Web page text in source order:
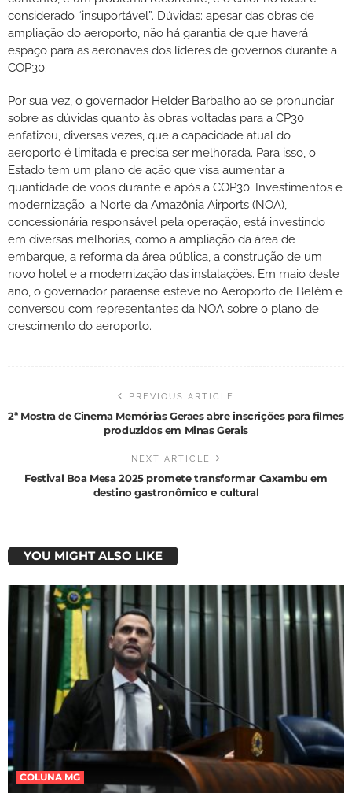
considerado “insuportável”. Dúvidas: apesar das obras de
ampliação do aeroporto, não há garantia de que haverá
espaço para as aeronaves dos líderes de governos durante a
COP30.
Por sua vez, o governador Helder Barbalho ao se pronunciar
sobre as dúvidas quanto às obras voltadas para a CP30
enfatizou, diversas vezes, que a capacidade atual do
aeroporto é limitada e precisa ser melhorada. Para isso, o
Estado tem um plano de ação que visa aumentar a
quantidade de voos durante e após a COP30. Investimentos e
modernização: a Norte da Amazônia Airports (NOA),
concessionária responsável pela operação, está investindo
em diversas melhorias, como a ampliação da área de
embarque, a reforma da área pública, a construção de um
novo hotel e a modernização das instalações. Em maio deste
ano, o governador paraense esteve no Aeroporto de Belém e
conversou com representantes da NOA sobre o plano de
crescimento do aeroporto.
PREVIOUS ARTICLE
2ª Mostra de Cinema Memórias Geraes abre inscrições para filmes
produzidos em Minas Gerais
NEXT ARTICLE
Festival Boa Mesa 2025 promete transformar Caxambu em
destino gastronômico e cultural
YOU MIGHT ALSO LIKE
COLUNA MG